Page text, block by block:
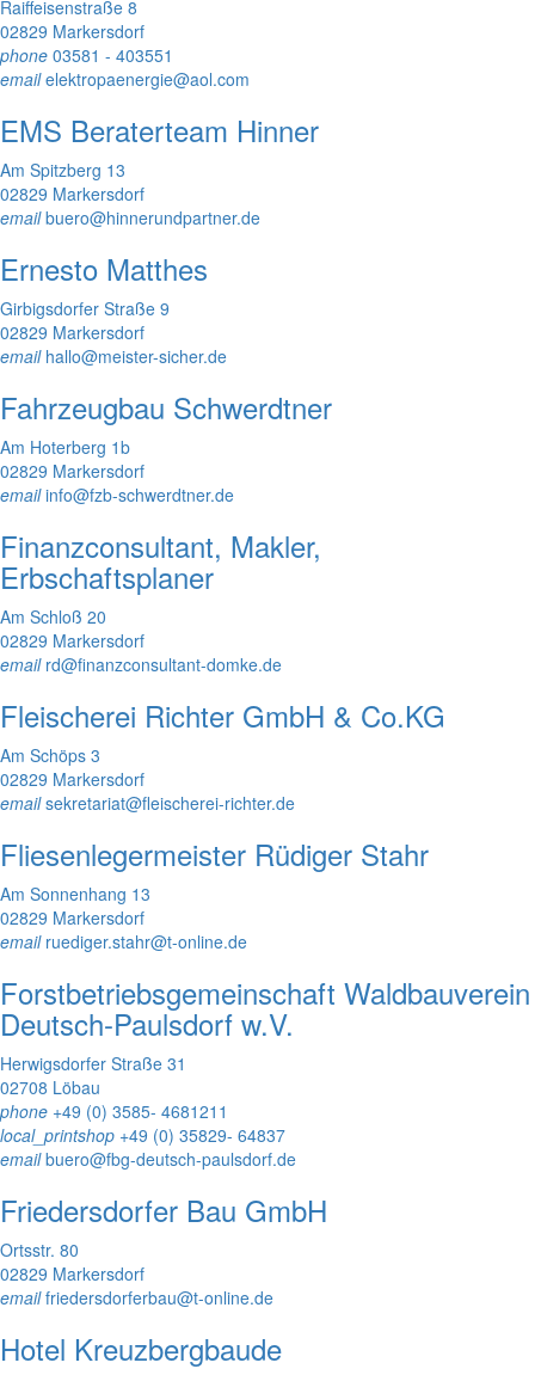
Raiffeisenstraße 8
02829 Markersdorf
phone 03581 - 403551
emailelektropaenergie@aol.com
EMS Beraterteam Hinner
Am Spitzberg 13
02829 Markersdorf
emailbuero@hinnerundpartner.de
Ernesto Matthes
Girbigsdorfer Straße 9
02829 Markersdorf
emailhallo@meister-sicher.de
Fahrzeugbau Schwerdtner
Am Hoterberg 1b
02829 Markersdorf
emailinfo@fzb-schwerdtner.de
Finanzconsultant, Makler,
Erbschaftsplaner
Am Schloß 20
02829 Markersdorf
emailrd@finanzconsultant-domke.de
Fleischerei Richter GmbH & Co.KG
Am Schöps 3
02829 Markersdorf
emailsekretariat@fleischerei-richter.de
Fliesenlegermeister Rüdiger Stahr
Am Sonnenhang 13
02829 Markersdorf
emailruediger.stahr@t-online.de
Forstbetriebsgemeinschaft Waldbauverein
Deutsch-Paulsdorf w.V.
Herwigsdorfer Straße 31
02708 Löbau
phone +49 (0) 3585- 4681211
local_printshop +49 (0) 35829- 64837
emailbuero@fbg-deutsch-paulsdorf.de
Friedersdorfer Bau GmbH
Ortsstr. 80
02829 Markersdorf
emailfriedersdorferbau@t-online.de
Hotel Kreuzbergbaude